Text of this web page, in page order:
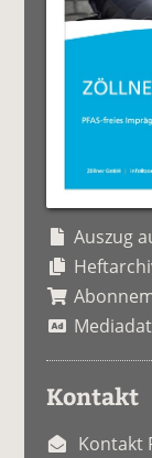
Auszug
Kontakt
Kontakt